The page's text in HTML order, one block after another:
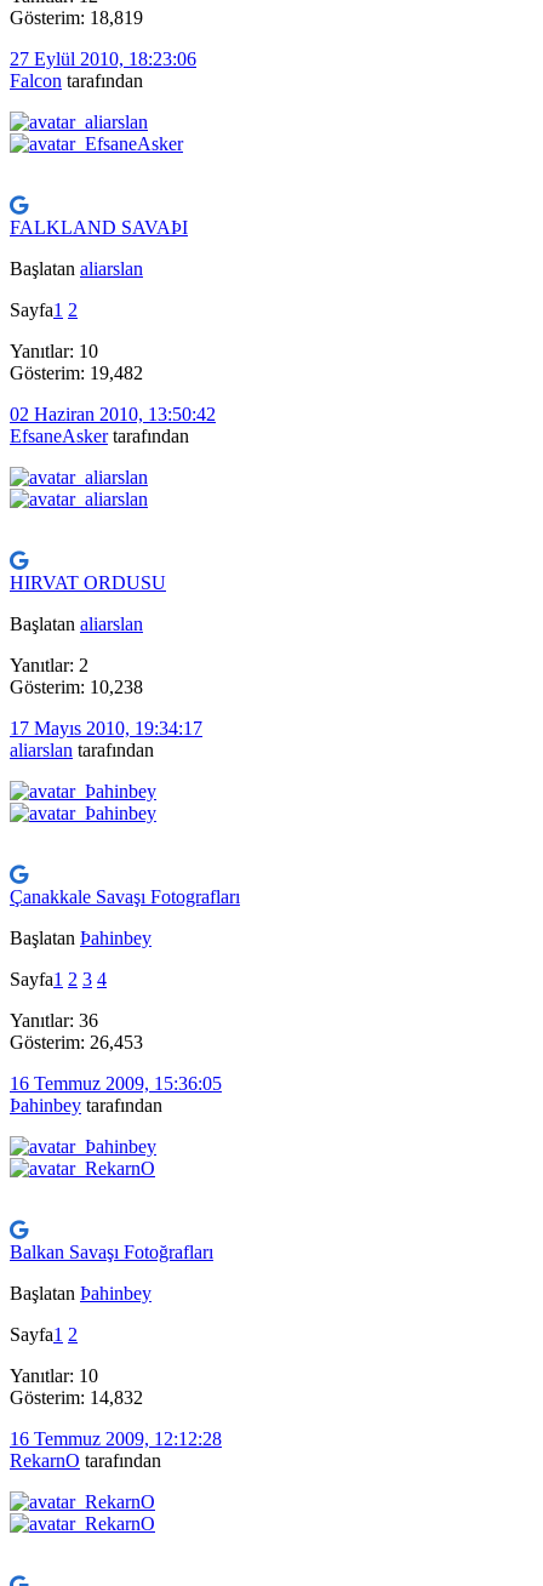
Gösterim: 18,819
27 Eylül 2010, 18:23:06
Falcon tarafından
FALKLAND SAVAÞI
Başlatan aliarslan
Sayfa1 2
Yanıtlar: 10
Gösterim: 19,482
02 Haziran 2010, 13:50:42
EfsaneAskertarafından
HIRVAT ORDUSU
Başlatan aliarslan
Yanıtlar: 2
Gösterim: 10,238
17 Mayıs 2010, 19:34:17
aliarslan tarafından
Çanakkale Savaşı Fotografları
Başlatan Þahinbey
Sayfa1 2 3 4
Yanıtlar: 36
Gösterim: 26,453
16 Temmuz 2009, 15:36:05
Þahinbey tarafından
Balkan Savaşı Fotoğrafları
Başlatan Þahinbey
Sayfa1 2
Yanıtlar: 10
Gösterim: 14,832
16 Temmuz 2009, 12:12:28
RekarnO tarafından